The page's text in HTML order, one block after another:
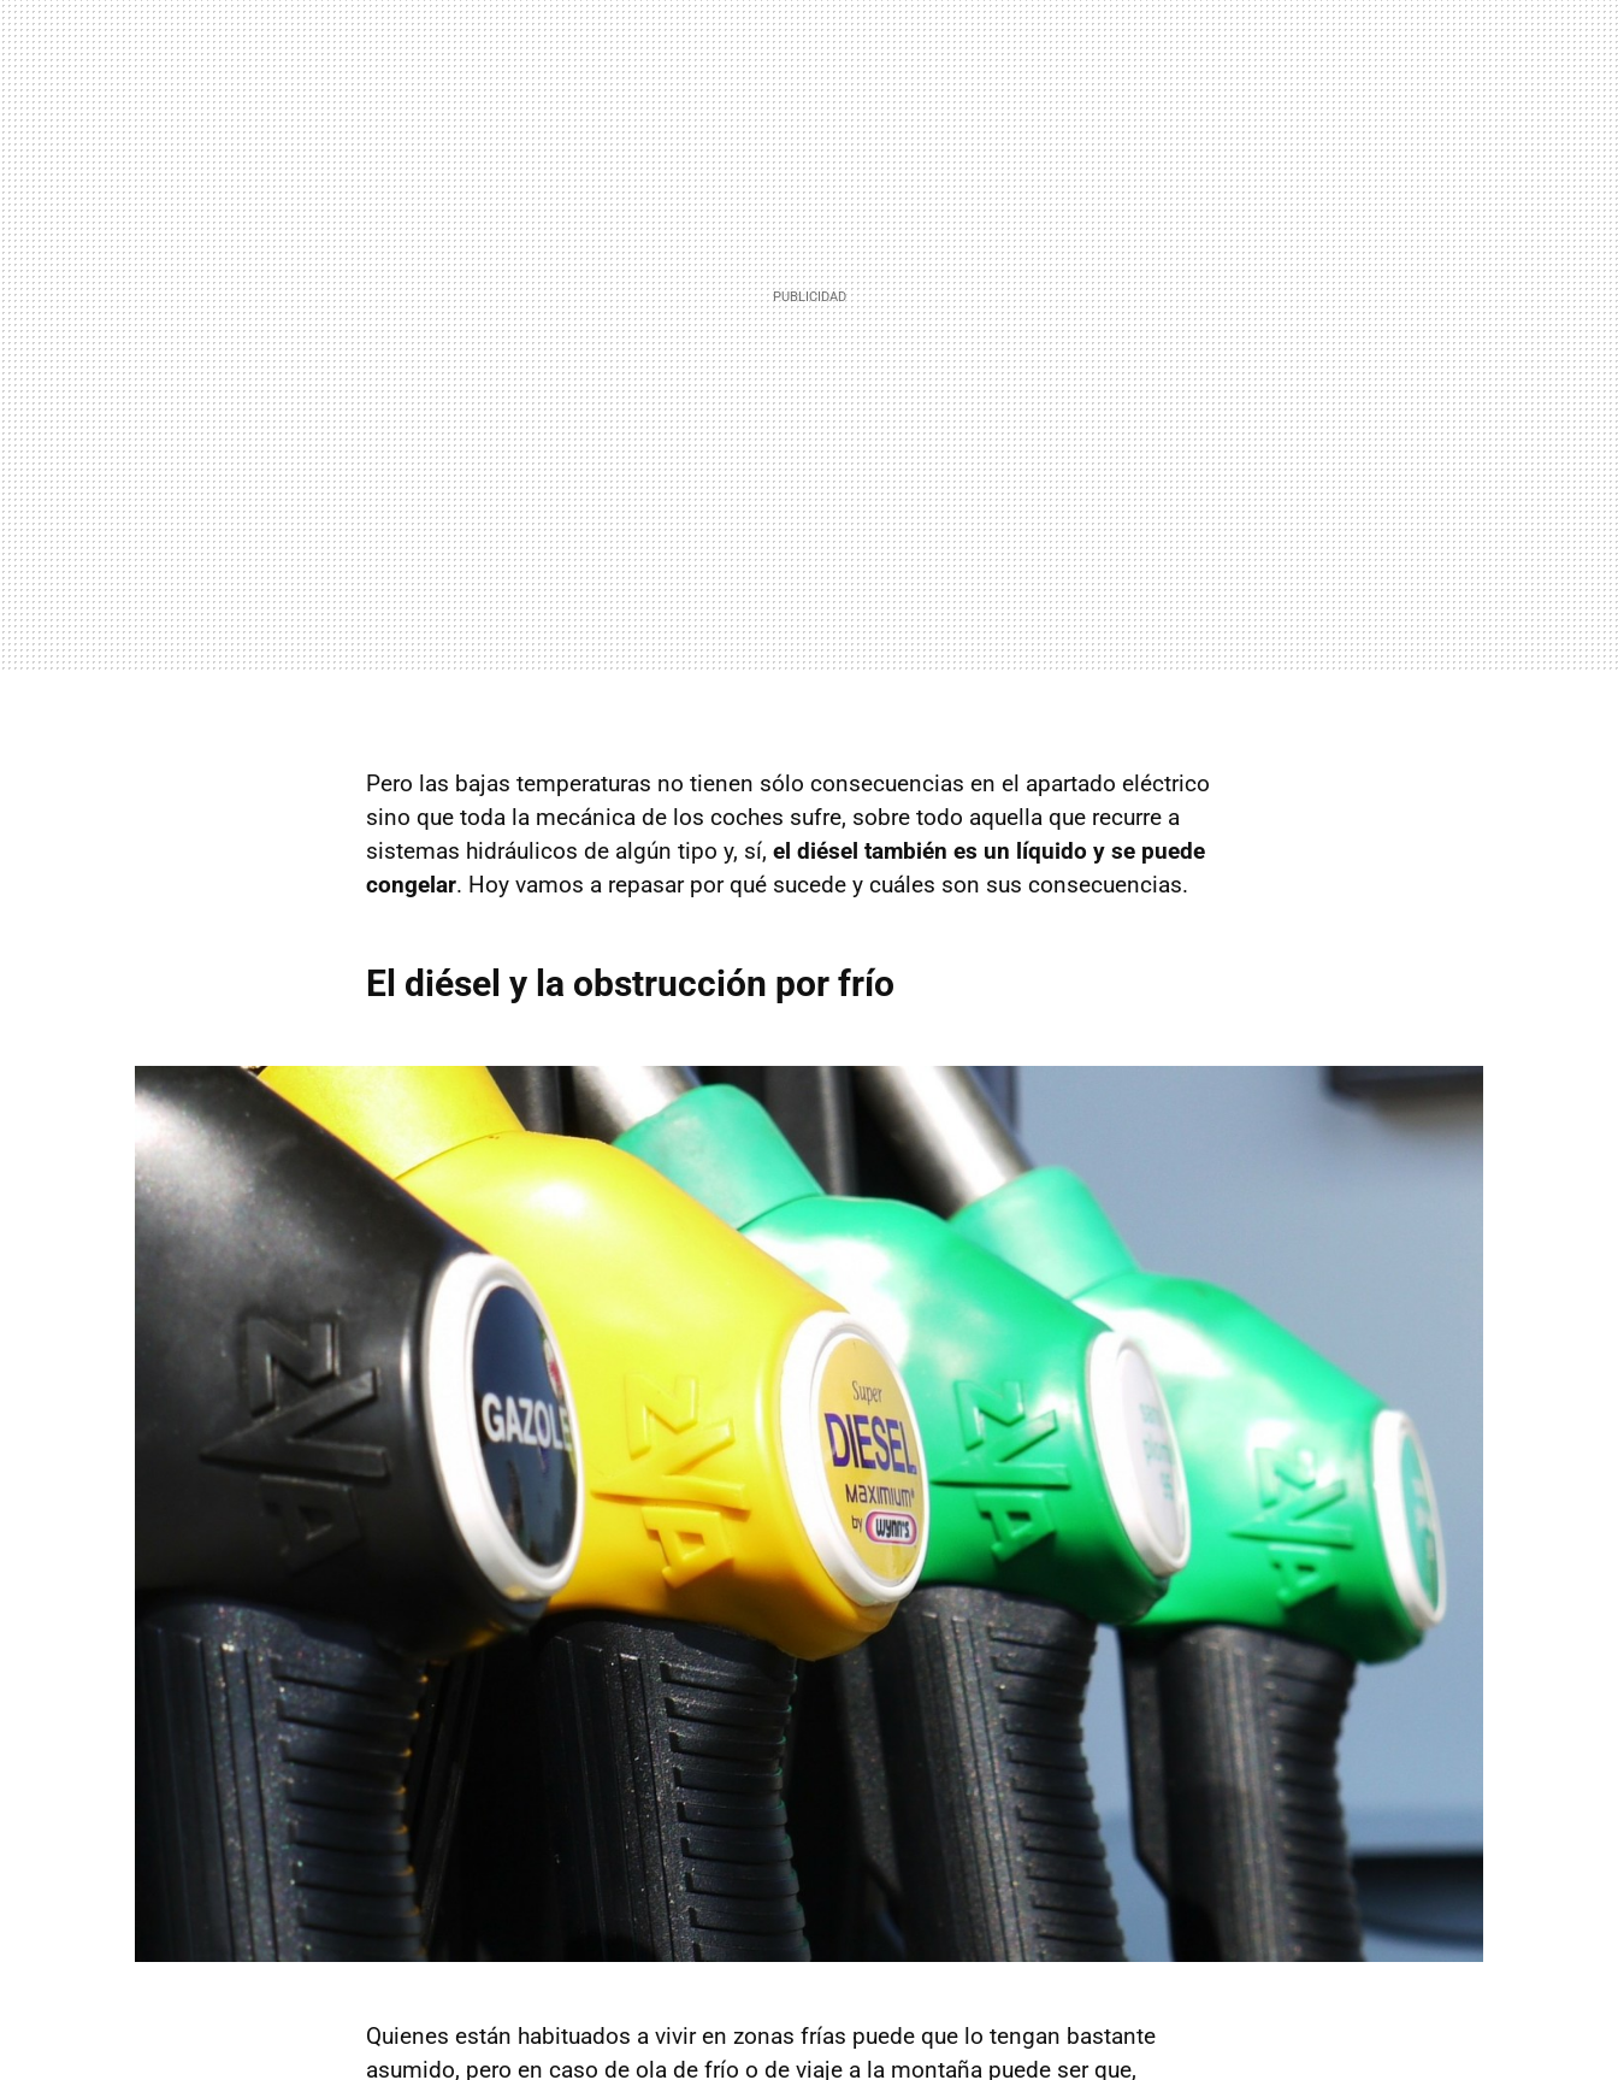
Pero las bajas temperaturas no tienen sólo consecuencias en el apartado eléctrico
sino que toda la mecánica de los coches sufre, sobre todo aquella que recurre a
sistemas hidráulicos de algún tipo y, sí, el diésel también es un líquido y se puede
congelar. Hoy vamos a repasar por qué sucede y cuáles son sus consecuencias.
El diésel y la obstrucción por frío
Quienes están habituados a vivir en zonas frías puede que lo tengan bastante
asumido, pero en caso de ola de frío o de viaje a la montaña puede ser que,